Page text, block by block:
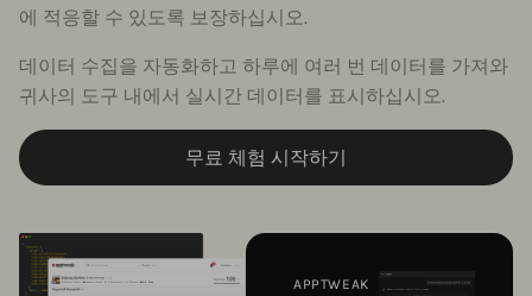
에 적응할 수 있도록 보장하십시오.
데이터 수집을 자동화하고 하루에 여러 번 데이터를 가져와
귀사의 도구 내에서 실시간 데이터를 표시하십시오.
무료 체험 시작하기
APPTWEAK